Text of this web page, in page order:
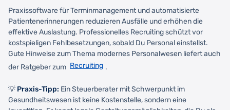
Praxissoftware für Terminmanagement und automatisierte
Patientenerinnerungen reduzieren Ausfälle und erhöhen die
effektive Auslastung. Professionelles Recruiting schützt vor
kostspieligen Fehlbesetzungen, sobald Du Personal einstellst.
Gute Hinweise zum Thema modernes Personalwesen liefert auch
der Ratgeber zum Recruiting .
💡 Praxis-Tipp: Ein Steuerberater mit Schwerpunkt im
Gesundheitswesen ist keine Kostenstelle, sondern eine